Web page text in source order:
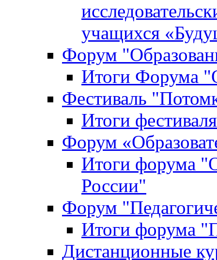
учащихся
Форум
Итоги Форума
Фестиваль
Итоги
Форум
Итоги форума
России"
Форум
Итоги форума
Дистанционные